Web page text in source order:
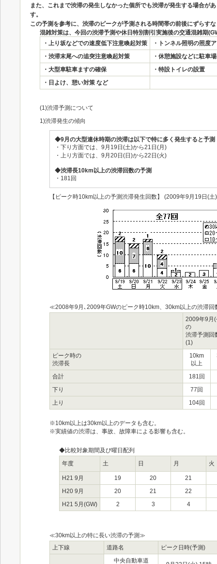
また、これまで渋滞の発生しなかった個所でも渋滞が発生する場合が
す。
この予測を参考に、渋滞のピークが予測される時間帯の前後にずらす
混雑対策は、今回の渋滞予測や休日特別割引実施後の交通混雑期
・上り坂などでの速度低下注意喚起対策
・トンネル照明の照度
・渋滞末尾への追突注意喚起対策
・休憩施設などに駐車
・大型車駐車ますの確保
・特設トイレの設置
・日よけ、憩い対策 など
(1)渋滞予測について
1)渋滞発生の傾向
◆9月の大型連休時期の渋滞は以下で特に多く発生すると予測
・下り方面では、9月19日(土)から21日(月)
・上り方面では、9月20日(日)から22日(火)
◆渋滞長10km以上の渋滞回数の予測
・181回
【ピーク時10km以上の予測渋滞発生回数】 (2009年9月19日(
≪2008年9月､2009年GWのピーク時10km、30km以上の渋滞
2009年9月
の
渋滞予測回
(1)
ピーク時の
渋滞長
10km
以上
合計
181回
下り
77回
上り
104回
※10km以上は30km以上のデータも含む。
※実績値の渋滞は、事故、故障車による影響も含む。
◆比較対象期間及び曜日配列
年度
土 日 月 火
H21 9月 19 20
21
H20 9月
20 21
22
H21 5月(GW)
2 3 4
≪30km以上の特に長い渋滞の予測≫
上下線
道路名 ピーク日時(予測)
中央自動車道